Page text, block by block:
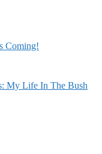
Coming!
My Life In The Bush